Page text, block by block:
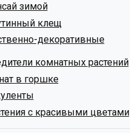
зимой
клещ
декоративные
комнатных растений
в горшке
с красивыми цветами